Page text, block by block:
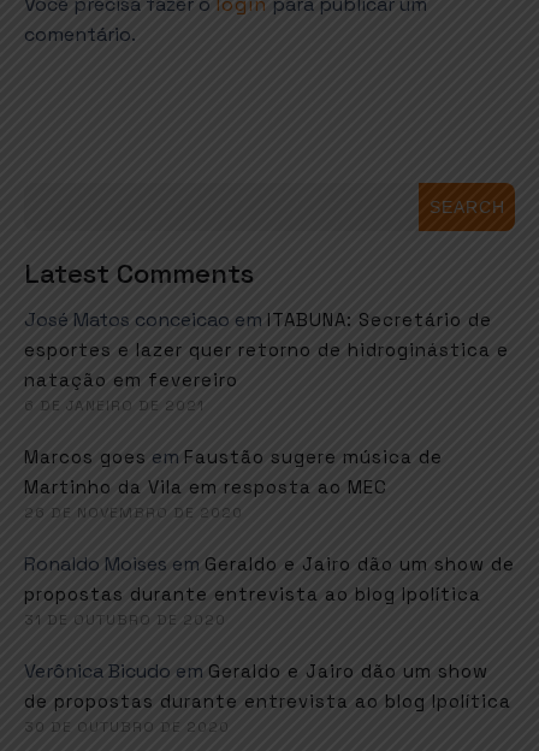
comentário.
SEARCH
Latest Comments
José Matos conceicao em ITABUNA: Secretário de
esportes e lazer quer retorno de hidroginástica e
natação em fevereiro
6 DE JANEIRO DE 2021
Marcos goes em Faustão sugere música de
Martinho da Vila em resposta ao MEC
26 DE NOVEMBRO DE 2020
Ronaldo Moises em Geraldo e Jairo dão um show de
propostas durante entrevista ao blog Ipolítica
31 DE OUTUBRO DE 2020
Verônica Bicudo em Geraldo e Jairo dão um show
de propostas durante entrevista ao blog Ipolítica
30 DE OUTUBRO DE 2020